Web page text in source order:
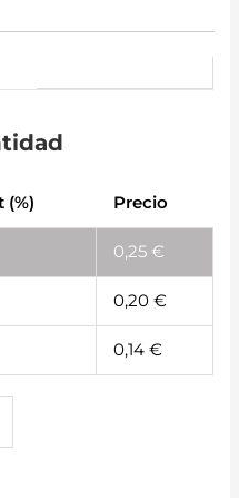
(%) Precio
0,25€
0,20€
0,14€